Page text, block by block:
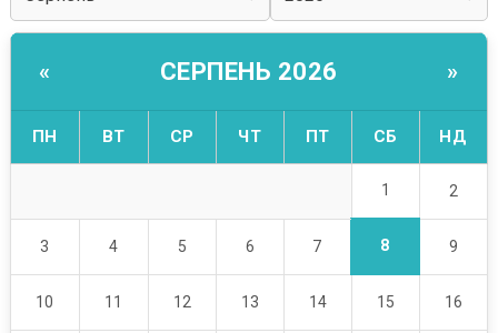
« СЕРПЕНЬ 2026 »
ПН ВТ СР ЧТ ПТ СБ НД
1 2
3 4 5 6 7 8 9
10 11 12 13 14 15 16